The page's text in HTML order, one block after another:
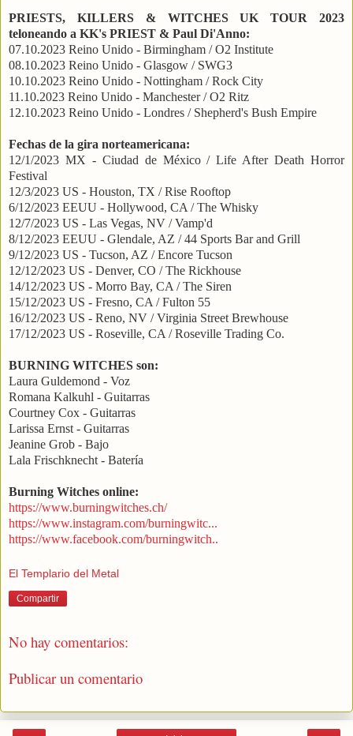
PRIESTS, KILLERS & WITCHES UK TOUR 2023
teloneando a KK's PRIEST & Paul Di'Anno:
07.10.2023 Reino Unido - Birmingham / O2 Institute
08.10.2023 Reino Unido - Glasgow / SWG3
10.10.2023 Reino Unido - Nottingham / Rock City
11.10.2023 Reino Unido - Manchester / O2 Ritz
12.10.2023 Reino Unido - Londres / Shepherd's Bush Empire
Fechas de la gira norteamericana:
12/1/2023 MX - Ciudad de México / Life After Death Horror
Festival
12/3/2023 US - Houston, TX / Rise Rooftop
6/12/2023 EEUU - Hollywood, CA / The Whisky
12/7/2023 US - Las Vegas, NV / Vamp'd
8/12/2023 EEUU - Glendale, AZ / 44 Sports Bar and Grill
9/12/2023 US - Tucson, AZ / Encore Tucson
12/12/2023 US - Denver, CO / The Rickhouse
14/12/2023 US - Morro Bay, CA / The Siren
15/12/2023 US - Fresno, CA / Fulton 55
16/12/2023 US - Reno, NV / Virginia Street Brewhouse
17/12/2023 US - Roseville, CA / Roseville Trading Co.
BURNING WITCHES son:
Laura Guldemond - Voz
Romana Kalkuhl - Guitarras
Courtney Cox - Guitarras
Larissa Ernst - Guitarras
Jeanine Grob - Bajo
Lala Frischknecht - Batería
Burning Witches online:
https://www.burningwitches.ch/
https://www.instagram.com/burningwitc...
https://www.facebook.com/burningwitch..
El Templario del Metal
Compartir
No hay comentarios:
Publicar un comentario